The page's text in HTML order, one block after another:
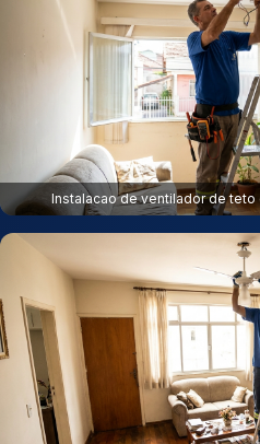
Instalacao de ventilador de teto